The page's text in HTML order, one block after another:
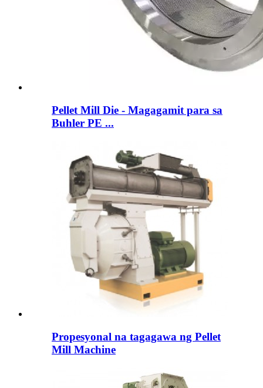
Pellet Mill Die - Magagamit para sa
Buhler PE ...
Propesyonal na tagagawa ng Pellet
Mill Machine